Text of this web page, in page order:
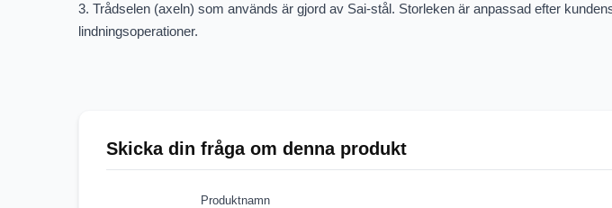
3. Trådselen (axeln) som används är gjord av Sai-stål. Storleken är anpassad efter
lindningsoperationer.
Skicka din fråga om denna produkt
Produktnamn